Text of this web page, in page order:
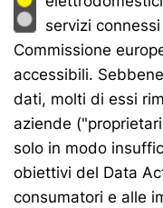
servizi
Commissione
accessibili.
dati, molti di essi
aziende
solo in modo
obiettivi del Data
consumatori e alle